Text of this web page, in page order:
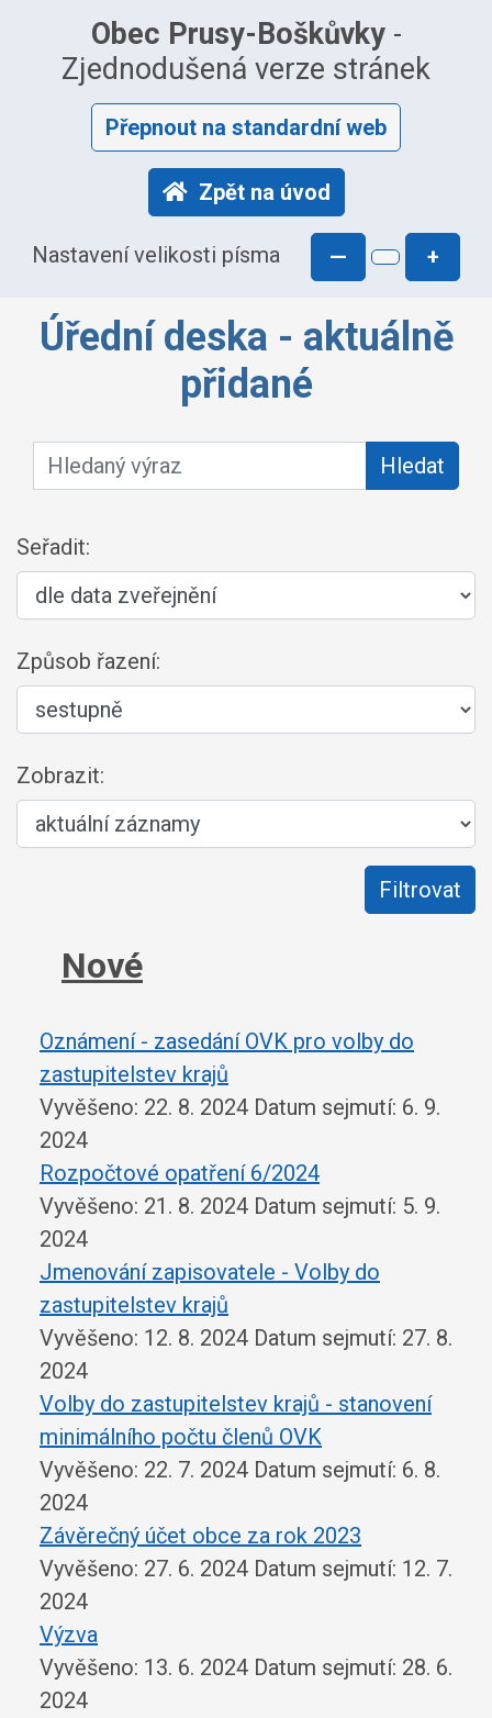
Obec Prusy-Boškůvky-
Zjednodušená verze stránek
Přepnout na standardní web
Zpět na úvod
Nastavení velikosti písma — +
Úřední deska - aktuálně
přidané
Hledaný výraz: Hledat
Seřadit:
Způsob řazení:
Zobrazit:
Nové
Oznámení - zasedání OVK pro volby do
zastupitelstev krajů
Vyvěšeno: 22. 8. 2024 Datum sejmutí: 6. 9.
2024
Rozpočtové opatření 6/2024
Vyvěšeno: 21. 8. 2024 Datum sejmutí: 5. 9.
2024
Jmenování zapisovatele - Volby do
zastupitelstev krajů
Vyvěšeno: 12. 8. 2024 Datum sejmutí: 27. 8.
2024
Volby do zastupitelstev krajů - stanovení
minimálního počtu členů OVK
Vyvěšeno: 22. 7. 2024 Datum sejmutí: 6. 8.
2024
Závěrečný účet obce za rok 2023
Vyvěšeno: 27. 6. 2024 Datum sejmutí: 12. 7.
2024
Výzva
Vyvěšeno: 13. 6. 2024 Datum sejmutí: 28. 6.
2024